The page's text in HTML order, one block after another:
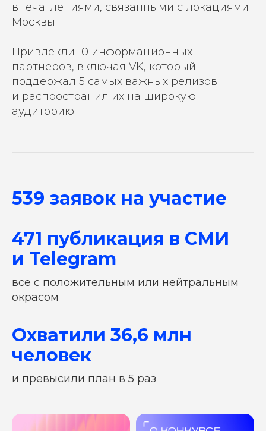
впечатлениями, связанными с локациями
Москвы.
Привлекли 10 информационных
партнеров, включая VK, который
поддержал 5 самых важных релизов
и распространил их на широкую
аудиторию.
539 заявок на участие
471 публикация в СМИ
и Telegram
все с положительным или нейтральным
окрасом
Охватили 36,6 млн
человек
и превысили план в 5 раз
РЕКЛАМНУЮ КАМПАНИЮ
ОСТАВЬТЕ ЗАЯВКУ